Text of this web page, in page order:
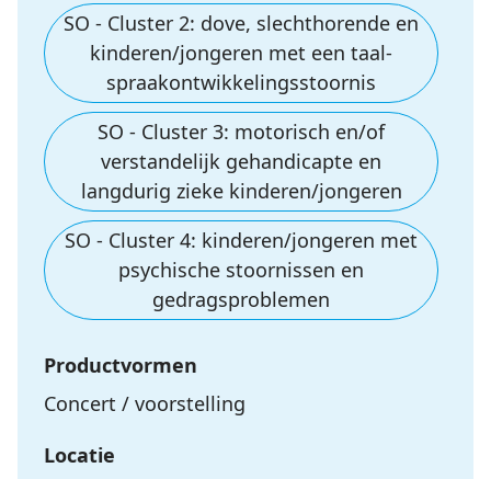
SO - Cluster 2: dove, slechthorende en
kinderen/jongeren met een taal-
spraakontwikkelingsstoornis
SO - Cluster 3: motorisch en/of
verstandelijk gehandicapte en
langdurig zieke kinderen/jongeren
SO - Cluster 4: kinderen/jongeren met
psychische stoornissen en
gedragsproblemen
Productvormen
Concert / voorstelling
Locatie